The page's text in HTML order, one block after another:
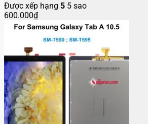
Được xếp hạng 5 5 sao
600.000₫